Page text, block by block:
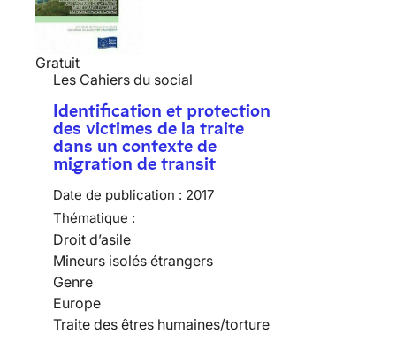
Gratuit
Les Cahiers du social
Identification et protection
des victimes de la traite
dans un contexte de
migration de transit
Date de publication : 2017
Thématique :
Droit d’asile
Mineurs isolés étrangers
Genre
Europe
Traite des êtres humaines/torture